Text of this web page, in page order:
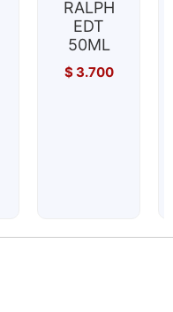
RALPH
EDT
50ML
$3.700